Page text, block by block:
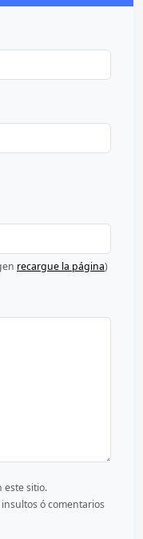
recargue la página)
este sitio.
ó comentarios